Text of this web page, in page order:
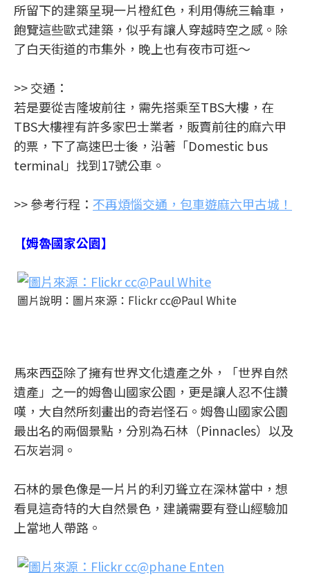
所留下的建築呈現一片橙紅色，利用傳統三輪車，
飽覽這些歐式建築，似乎有讓人穿越時空之感。除
了白天街道的市集外，晚上也有夜市可逛～
>> 交通：
若是要從吉隆坡前往，需先搭乘至TBS大樓，在
TBS大樓裡有許多家巴士業者，販賣前往的麻六甲
的票，下了高速巴士後，沿著「Domestic bus
terminal」找到17號公車。
>> 參考行程： 不再煩惱交通，包車遊麻六甲古城！
【姆魯國家公園】
圖片說明：圖片來源：Flickr cc@Paul White
馬來西亞除了擁有世界文化遺產之外，「世界自然
遺產」之一的姆魯山國家公園，更是讓人忍不住讚
嘆，大自然所刻畫出的奇岩怪石。姆魯山國家公園
最出名的兩個景點，分別為石林（Pinnacles）以及
石灰岩洞。
石林的景色像是一片片的利刃聳立在深林當中，想
看見這奇特的大自然景色，建議需要有登山經驗加
上當地人帶路。